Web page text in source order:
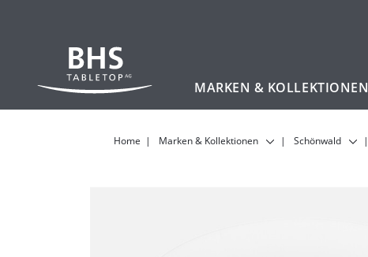
MARKEN & KOLLEKTIONEN
Home Marken & Kollektionen Schönwald